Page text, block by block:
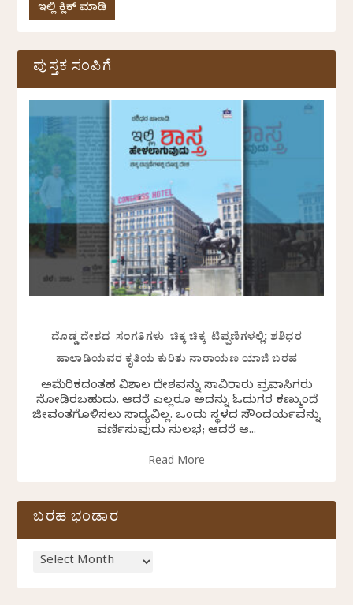
ಇಲ್ಲಿ ಕ್ಲಿಕ್ ಮಾಡಿ
ಪುಸ್ತಕ ಸಂಪಿಗೆ
ದೊಡ್ಡ ದೇಶದ ಸಂಗತಿಗಳು ಚಿಕ್ಕ ಚಿಕ್ಕ ಟಿಪ್ಪಣಿಗಳಲ್ಲಿ: ಶಶಿಧರ
ಹಾಲಾಡಿಯವರ ಕೃತಿಯ ಕುರಿತು ನಾರಾಯಣ ಯಾಜಿ ಬರಹ
ಅಮೆರಿಕದಂತಹ ವಿಶಾಲ ದೇಶವನ್ನು ಸಾವಿರಾರು ಪ್ರವಾಸಿಗರು
ನೋಡಿರಬಹುದು. ಆದರೆ ಎಲ್ಲರೂ ಅದನ್ನು ಓದುಗರ ಕಣ್ಮುಂದೆ
ಜೀವಂತಗೊಳಿಸಲು ಸಾಧ್ಯವಿಲ್ಲ. ಒಂದು ಸ್ಥಳದ ಸೌಂದರ್ಯವನ್ನು
ವರ್ಣಿಸುವುದು ಸುಲಭ; ಆದರೆ ಆ...
Read More
ಬರಹ ಭಂಡಾರ